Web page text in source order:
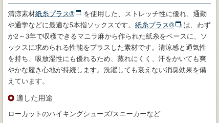
清涼素材紙糸プラス®
を使用した、ストレッチ性に優れ、通勤
や通学などに最適な5本指ソックスです。 紙糸プラス®
は、わず
か2～3年で収穫できるマニラ麻から作られた紙糸をベースに、ソ
ックスに求められる性能をプラスした素材です。清涼感と通気性
を持ち、吸放湿性にも優れるため、蒸れにくく、汗をかいても爽
やかな履き心地が持続します。洗濯しても衰えない消臭効果を備
えています。
適した用途
ローカットのハイキングシューズ/スニーカーなど